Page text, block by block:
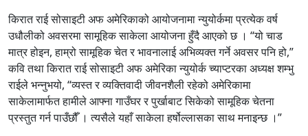
किरात राई सोसाइटी अफ अमेरिकाको आयोजनामा न्युयोर्कमा प्रत्येक वर्ष
उधौलीको अवसरमा सामूहिक साकेला आयोजना हुँदै आएको छ । “यो चाड
मात्र होइन, हाम्रो सामूहिक चेत र भावनालाई अभिव्यक्त गर्ने अवसर पनि हो,”
कवि तथा किरात राई सोसाइटी अफ अमेरिका न्युयोर्क च्याप्टरका अध्यक्ष शम्भु
राईले भन्नुभयो, “व्यस्त र व्यक्तिवादी जीवनशैली रहेको अमेरिकामा
साकेलामार्फत हामीले आफ्ना गाउँघर र पुर्खाबाट सिकेको सामूहिक चेतना
प्रस्तुत गर्न पाउँछौँ । त्यसैले यहाँ साकेला हर्षोल्लासका साथ मनाइन्छ ।”